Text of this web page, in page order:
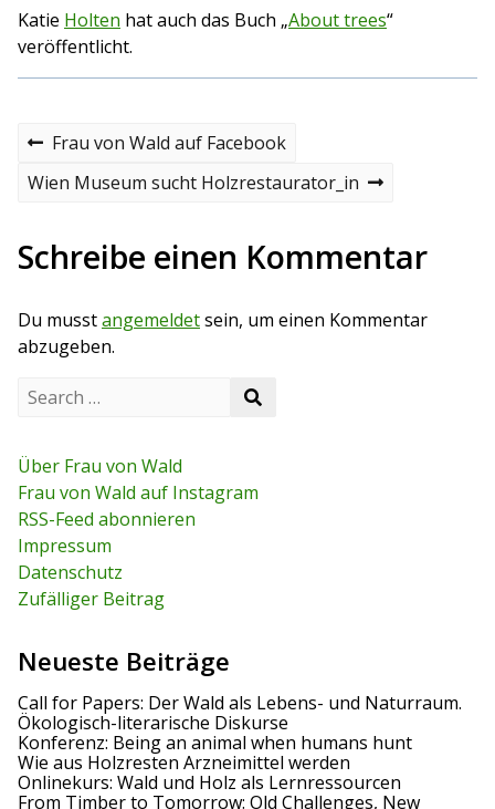
Katie Holten hat auch das Buch „About trees“
veröffentlicht.
B
e
t
r
a
g
s
n
a
v
i
g
a
t
i
o
P
e
o
u
o
s
t
Frau von Wald auf Facebook
N
t
p
t
Wien Museum sucht Holzrestaurator_in
Schreibe einen Kommentar
Du musstangemeldetsein, um einen Kommentar
abzugeben.
c
h
f
o
r
:
Über Frau von Wald
Frau von Wald auf Instagram
RSS-Feed abonnieren
Impressum
Datenschutz
Zufälliger Beitrag
Neueste Beiträge
Call for Papers: Der Wald als Lebens- und Naturraum.
Ökologisch-literarische Diskurse
Konferenz: Being an animal when humans hunt
Wie aus Holzresten Arzneimittel werden
Onlinekurs: Wald und Holz als Lernressourcen
From Timber to Tomorrow: Old Challenges, New